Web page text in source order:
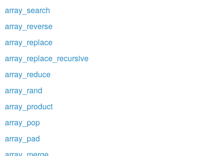
array_search
array_reverse
array_replace
array_replace_recursive
array_reduce
array_rand
array_product
array_pop
array_pad